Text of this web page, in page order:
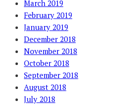
March 2019
February 2019
January 2019
December 2018
November 2018
October 2018
September 2018
August 2018
July 2018